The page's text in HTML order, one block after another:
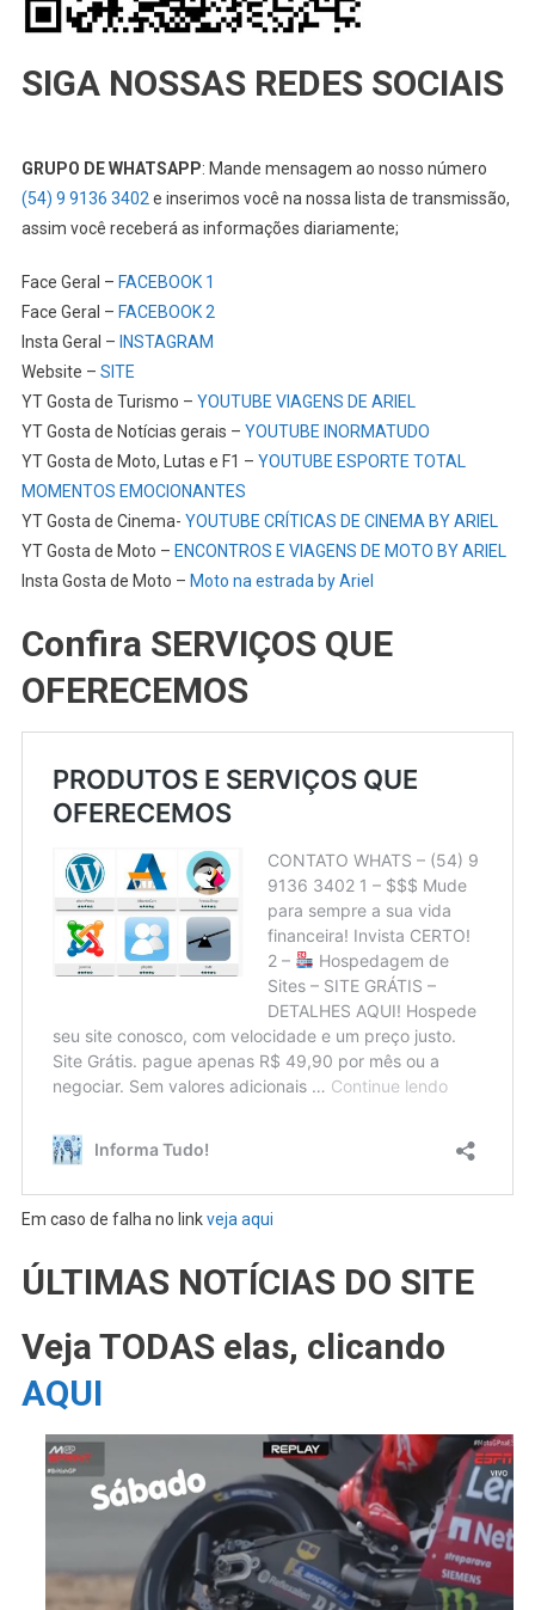
SIGA NOSSAS REDES SOCIAIS
GRUPO DE WHATSAPP: Mande mensagem ao nosso número
(54) 9 9136 3402 e inserimos você na nossa lista de transmissão,
assim você receberá as informações diariamente;
Face Geral – FACEBOOK 1
Face Geral – FACEBOOK 2
Insta Geral – INSTAGRAM
Website – SITE
YT Gosta de Turismo – YOUTUBE VIAGENS DE ARIEL
YT Gosta de Notícias gerais – YOUTUBE INORMATUDO
YT Gosta de Moto, Lutas e F1 – YOUTUBE ESPORTE TOTAL
MOMENTOS EMOCIONANTES
YT Gosta de Cinema- YOUTUBE CRÍTICAS DE CINEMA BY ARIEL
YT Gosta de Moto – ENCONTROS E VIAGENS DE MOTO BY ARIEL
Insta Gosta de Moto – Moto na estrada by Ariel
Confira SERVIÇOS QUE
OFERECEMOS
Em caso de falha no linkveja aqui
ÚLTIMAS NOTÍCIAS DO SITE
Veja TODAS elas, clicando
AQUI